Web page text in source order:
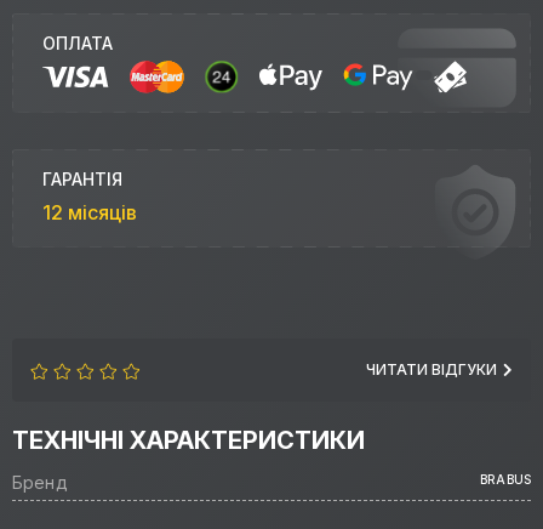
ЧИТАТИ ВІДГУКИ
ТЕХНІЧНІ ХАРАКТЕРИСТИКИ
Бренд BRABUS
ОПЛАТА
ГАРАНТІЯ
12 місяців